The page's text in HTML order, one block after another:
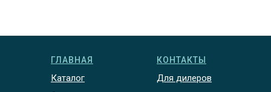
ГЛАВНАЯ
Каталог
КОНТАКТЫ
Для дилеров